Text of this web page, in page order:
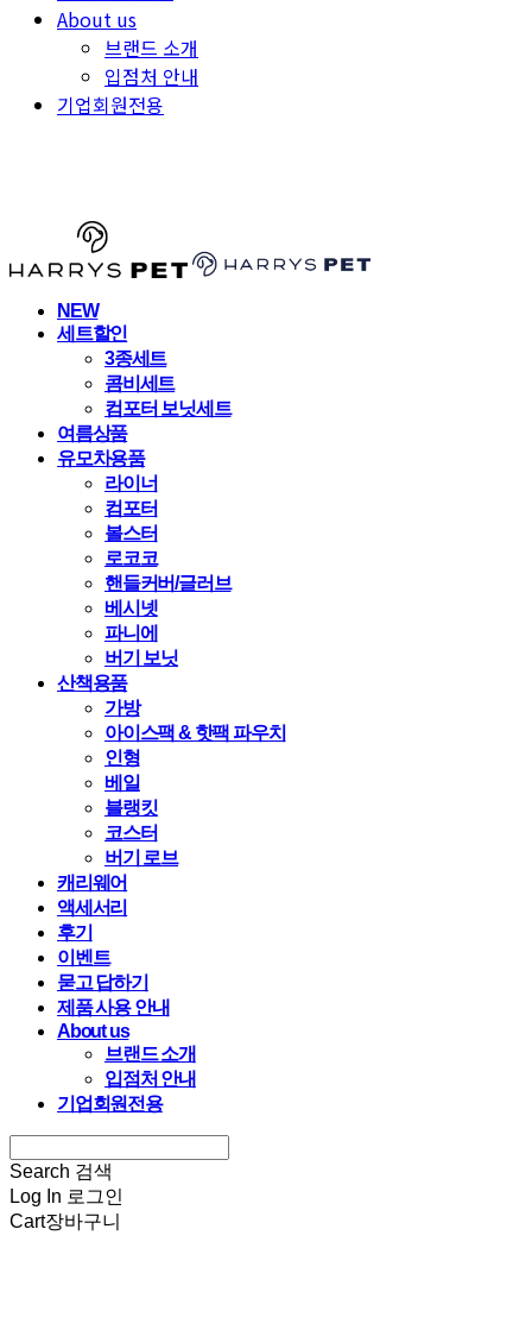
About us
브랜드 소개
입점처 안내
기업회원전용
NEW
세트할인
3종세트
콤비세트
컴포터 보닛세트
여름상품
유모차용품
라이너
컴포터
볼스터
로코코
핸들커버/글러브
베시넷
파니에
버기 보닛
산책용품
가방
아이스팩 & 핫팩 파우치
인형
베일
블랭킷
코스터
버기 로브
캐리웨어
액세서리
후기
이벤트
묻고 답하기
제품 사용 안내
About us
브랜드 소개
입점처 안내
기업회원전용
Search 검색
Log In 로그인
Cart장바구니